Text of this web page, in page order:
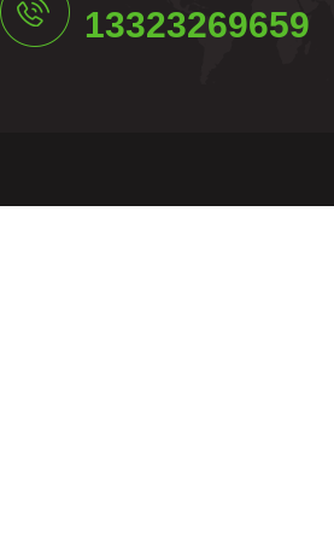
13323269659